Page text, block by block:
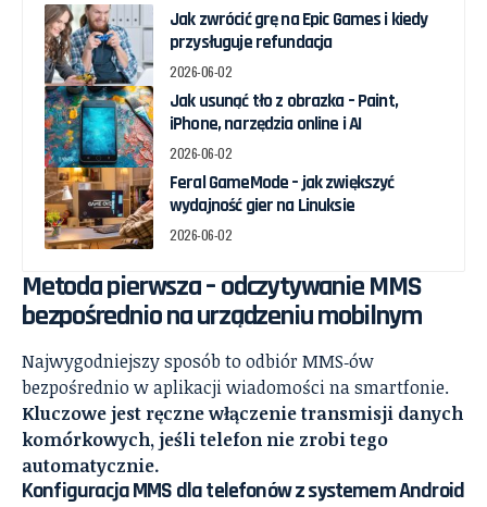
Jak zwrócić grę na Epic Games i kiedy
przysługuje refundacja
2026-06-02
Jak usunąć tło z obrazka – Paint,
iPhone, narzędzia online i AI
2026-06-02
Feral GameMode – jak zwiększyć
wydajność gier na Linuksie
2026-06-02
Metoda pierwsza – odczytywanie MMS
bezpośrednio na urządzeniu mobilnym
Najwygodniejszy sposób to odbiór MMS‑ów
bezpośrednio w aplikacji wiadomości na smartfonie.
Kluczowe jest ręczne włączenie transmisji danych
komórkowych, jeśli telefon nie zrobi tego
automatycznie.
Konfiguracja MMS dla telefonów z systemem Android